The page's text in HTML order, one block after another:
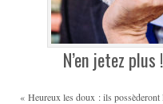
N’en jetez
« Heureux les doux : ils possèderont